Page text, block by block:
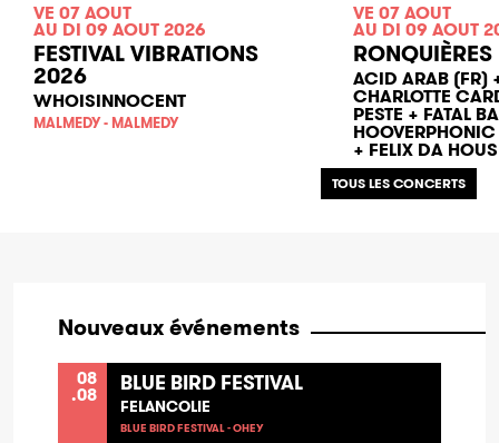
VE 07 AOUT
AU DI 09 AOUT 2026
FESTIVAL VIBRATIONS
2026
WHOISINNOCENT
MALMEDY - MALMEDY
VE 07 AOUT
AU DI 09 AOUT
RONQUIÈRES
ACID ARAB (FR)
CHARLOTTE
PESTE + FATAL
+ FELIX DA
RONQUIÈRE
TOUS LES CONCERTS
Nouveaux événements
08
.08 BLUE BIRD FESTIVAL
FELANCOLIE
BLUE BIRD FESTIVAL - OHEY